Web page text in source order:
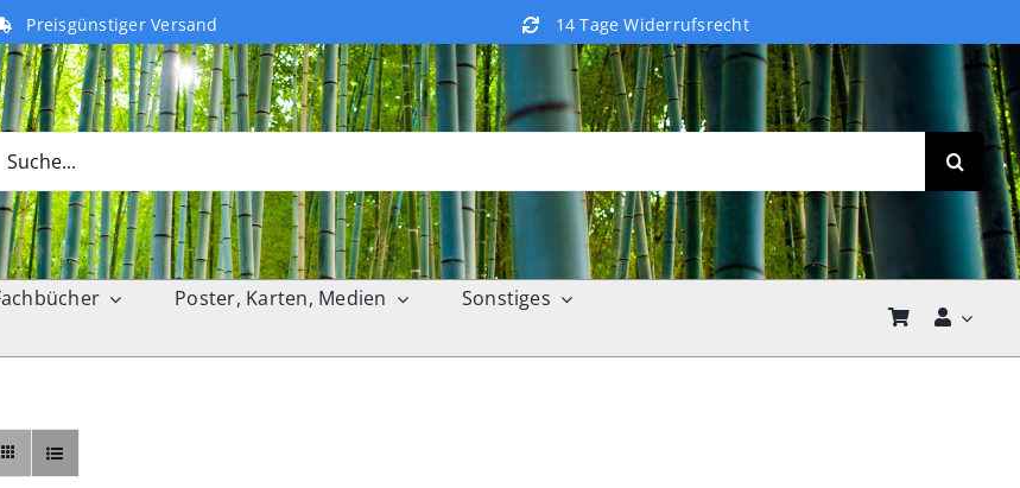
Preisgünstiger Versand 14 Tage Widerrufsrecht
Poster, Karten, Medien
Sonstiges